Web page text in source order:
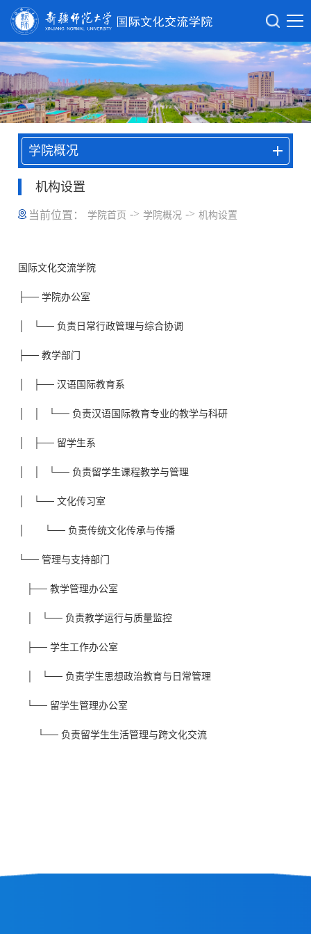
学院概况
机构设置
当前位置： 学院首页 -> 学院概况 -> 机构设置
国际文化交流学院
├──学院办公室
│ └── 负责日常行政管理与综合协调
├──教学部门
│ ├── 汉语国际教育系
│ │ └── 负责汉语国际教育专业的教学与科研
│ ├── 留学生系
│ │ └── 负责留学生课程教学与管理
│ └── 文化传习室
│ └── 负责传统文化传承与传播
└──管理与支持部门
├── 教学管理办公室
│ └── 负责教学运行与质量监控
├── 学生工作办公室
│ └── 负责学生思想政治教育与日常管理
└── 留学生管理办公室
└── 负责留学生生活管理与跨文化交流